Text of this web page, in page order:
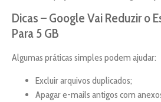
Dicas – Google Vai Reduzir o
Para 5 GB
Algumas práticas simples podem ajudar:
Excluir arquivos duplicados;
Apagar e-mails antigos com